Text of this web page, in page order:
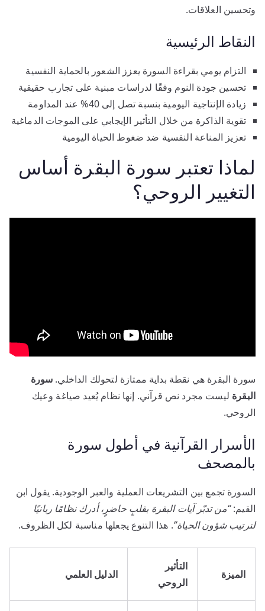
وتحسين العلاقات.
النقاط الرئيسية
التزام يومي بقراءة السورة يعزز الشعور بالحماية النفسية
تحسين جودة النوم وفقًا لدراسات مبنية على تجارب حقيقية
زيادة الإنتاجية اليومية بنسبة تصل إلى 40% عند المداومة
تقوية الذاكرة من خلال التأثير الإيجابي على الموجات الدماغية
تعزيز المناعة النفسية ضد ضغوط الحياة اليومية
لماذا تعتبر سورة البقرة أساس
التغيير الروحي؟
سورة البقرة هي نقطة بداية ممتازة لتحولك الداخلي. سورة
البقرة ليست مجرد نص قرآني. إنها نظام يُعيد صياغة وعيك
الروحي.
الأسرار القرآنية في أطول سورة
بالمصحف
السورة تجمع بين التشريعات العملية والعبر الوجودية. يقول ابن
القيم:“من تدبّر آيات البقرة بقلبٍ حاضرٍ، أدرك نظامًا ربانيًا
لترتيب شؤون الحياة”. هذا التنوع يجعلها مناسبة لكل الظروف.
الميزة
التأثير
الروحي
الدليل العلمي